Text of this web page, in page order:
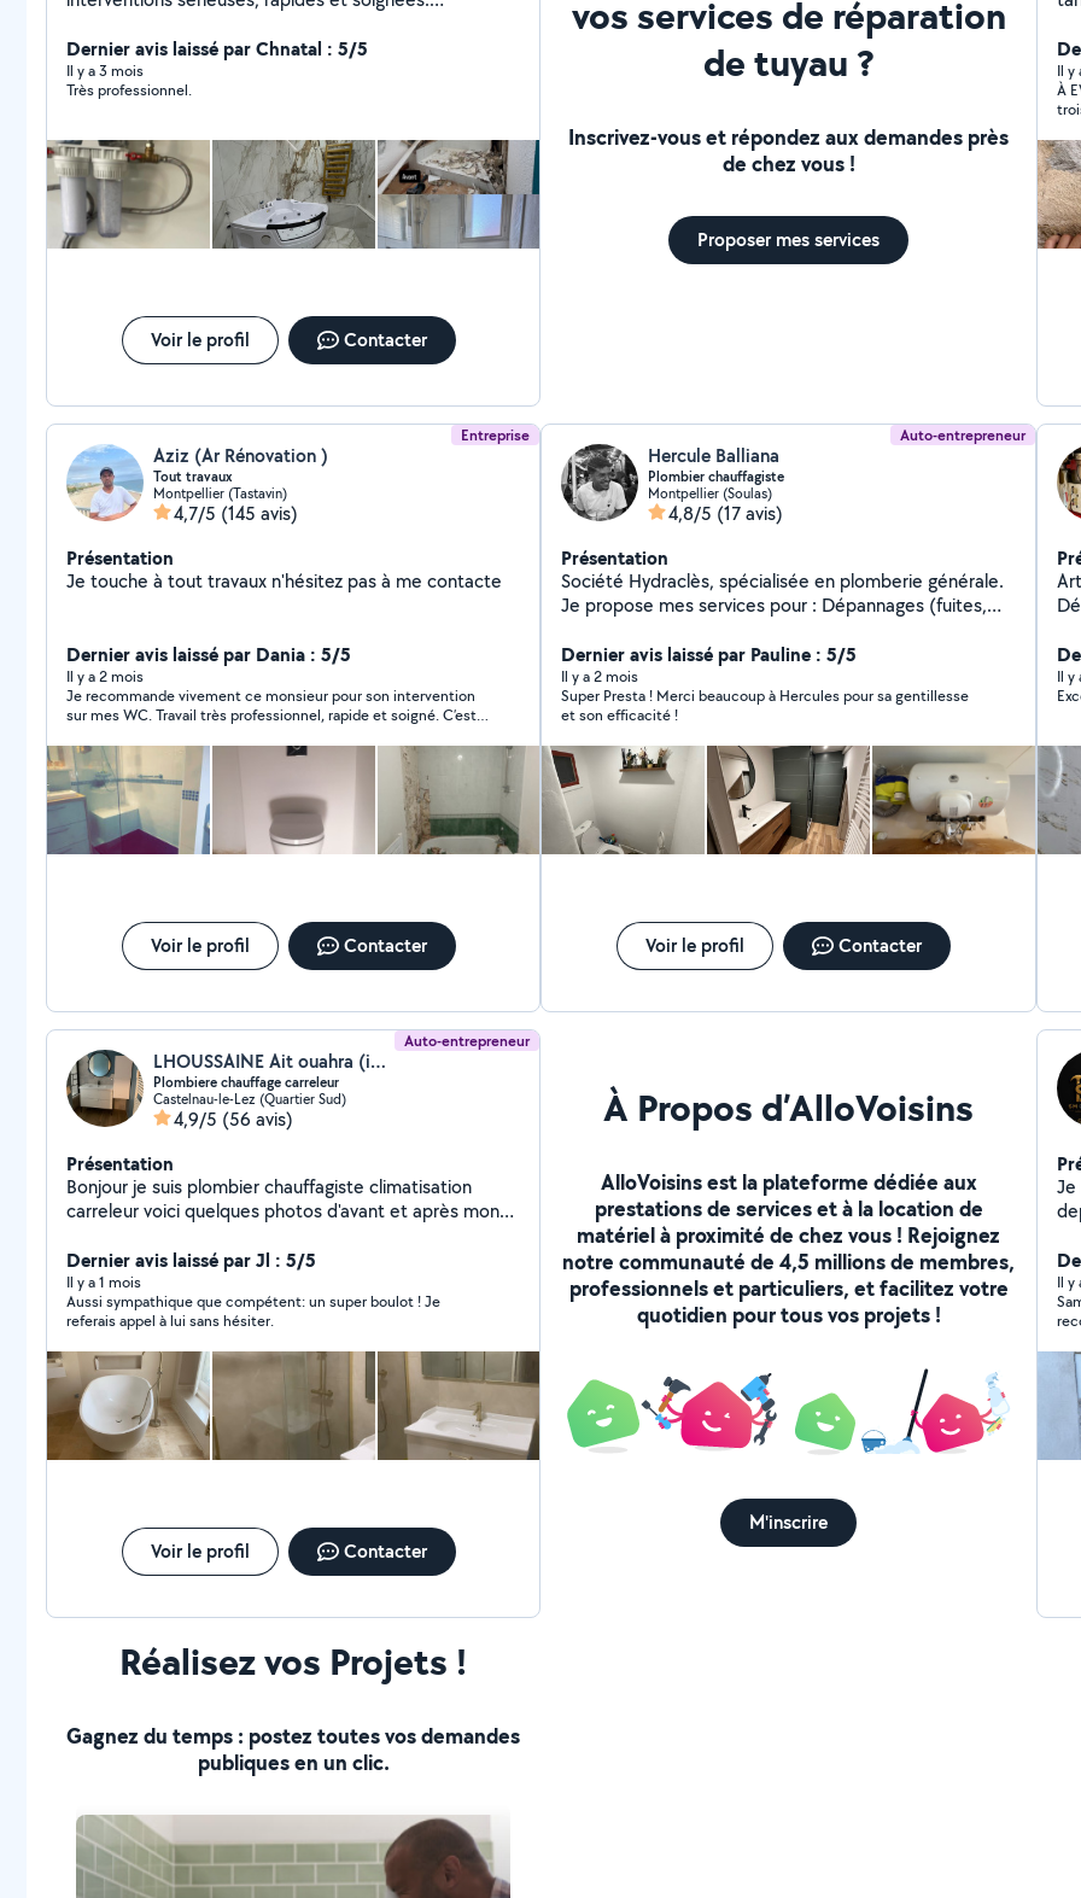
normes. Travail fiable, respect des règles de sécurité
et satisfaction client avant tout. Fort d'un long parcours
dans le domaine de l'électricité, je maîtrise les
dépannages électriques, aussi bien dans les logements
anciens que récents. Plomberie Je propose des
interventions rapides et soignées pour tous vos travaux
de plomberie. Dépannage, réparation de fuites,
remplacement de robinetterie et sanitaires. Remplacer
Dernier avis laissé par Chnatal : 5/5
Il y a 3 mois
Très professionnel.
Voir le profil Contacter
vos services de réparation
de tuyau ?
Inscrivez-vous et répondez aux demandes près
de chez vous !
Proposer mes services
Il y
À
lui
et
Entreprise
Aziz (Ar Rénovation )
Tout travaux
Montpellier (Tastavin)
4,7/5 (145 avis)
Présentation
Je touche à tout travaux n'hésitez pas à me contacte
Dernier avis laissé par Dania : 5/5
Il y a 2 mois
Je recommande vivement ce monsieur pour son intervention
sur mes WC. Travail très professionnel, rapide et soigné. C’est
résoudre le problème efficacement tout en laissant l’endroit
propre après son passage. Je suis très satisfaite de son travail
et je n’hésiterai pas à refaire appel à lui si besoin. Merci encore
pour votre sérieux et votre professionnalisme !
Voir le profil Contacter
Auto-entrepreneur
Hercule Balliana
Plombier chauffagiste
Montpellier (Soulas)
4,8/5 (17 avis)
Présentation
Société Hydraclès, spécialisée en plomberie générale.
Je propose mes services pour : Dépannages (fuites,
salles de bain Entretien et détartrage Pose de chauffe-
eau et filtres anti-calcaire Travail soigné, rapide et
professionnel. Disponible en urgence ou sur rendez-
vous. N'hésitez pas à me contacter pour un devis
gratuit ou un conseil ! À bientôt, Hercule Hydraclès
Dernier avis laissé par Pauline : 5/5
Il y a 2 mois
Super Presta ! Merci beaucoup à Hercules pour sa gentillesse
et son efficacité !
Voir le profil Contacter
Il y
Auto-entrepreneur
LHOUSSAINE Ait ouahra (immo-service plomberie)
Plombiere chauffage carreleur
Castelnau-le-Lez (Quartier Sud)
4,9/5 (56 avis)
Présentation
Bonjour je suis plombier chauffagiste climatisation
carreleur voici quelques photos d'avant et après mon
peux réaliser chez vous je peux intervenir chez vous et
réaliser les changements que vous souhaitez que ça
soit en plomberie, faïence, carrelage ou même petit
dépannage montage des meubles n'hésitez pas à faire
appel à moi je suis joignable par message je travaille à
montpellier et ses alentour
Dernier avis laissé par Jl : 5/5
Il y a 1 mois
Aussi sympathique que compétent: un super boulot ! Je
referais appel à lui sans hésiter.
Voir le profil Contacter
À Propos d’AlloVoisins
AlloVoisins est la plateforme dédiée aux
prestations de services et à la location de
matériel à proximité de chez vous ! Rejoignez
notre communauté de 4,5 millions de membres,
professionnels et particuliers, et facilitez votre
quotidien pour tous vos projets !
M'inscrire
Je
Il y
Réalisez vos Projets !
Gagnez du temps : postez toutes vos demandes
publiques en un clic.